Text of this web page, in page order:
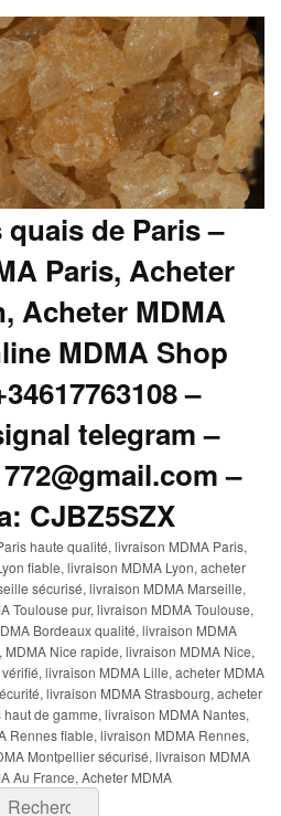
quais de Paris –
Paris, Acheter
Acheter MDMA
MDMA Shop
–
telegram –
–
CJBZ5SZX
haute qualité, livraison MDMA Paris,
fiable, livraison MDMA Lyon, acheter
sécurisé, livraison MDMA Marseille,
Toulouse pur, livraison MDMA Toulouse,
Bordeaux qualité, livraison MDMA
Nice rapide, livraison MDMA Nice,
livraison MDMA Lille, acheter MDMA
livraison MDMA Strasbourg, acheter
de gamme, livraison MDMA Nantes,
Rennes fiable, livraison MDMA Rennes,
Montpellier sécurisé, livraison MDMA
Au France, Acheter MDMA
:
Rechercher